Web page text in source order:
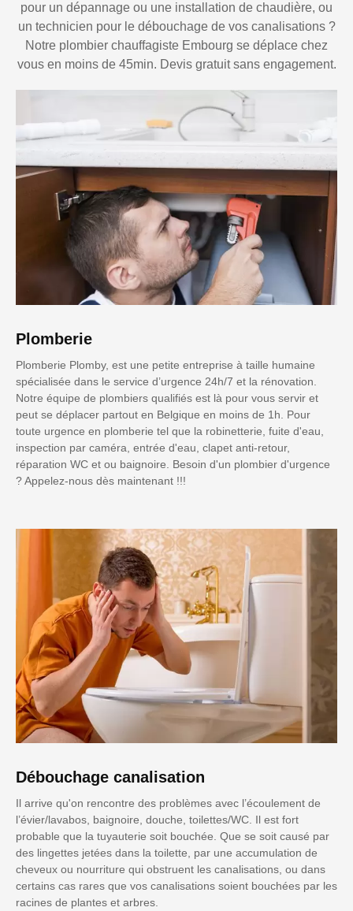
pour un dépannage ou une installation de chaudière, ou
un technicien pour le débouchage de vos canalisations ?
Notre plombier chauffagiste Embourg se déplace chez
vous en moins de 45min. Devis gratuit sans engagement.
Plomberie
Plomberie Plomby, est une petite entreprise à taille humaine
spécialisée dans le service d’urgence 24h/7 et la rénovation.
Notre équipe de plombiers qualifiés est là pour vous servir et
peut se déplacer partout en Belgique en moins de 1h. Pour
toute urgence en plomberie tel que la robinetterie, fuite d'eau,
inspection par caméra, entrée d'eau, clapet anti-retour,
réparation WC et ou baignoire. Besoin d'un plombier d'urgence
? Appelez-nous dès maintenant !!!
Débouchage canalisation
Il arrive qu'on rencontre des problèmes avec l’écoulement de
l’évier/lavabos, baignoire, douche, toilettes/WC. Il est fort
probable que la tuyauterie soit bouchée. Que se soit causé par
des lingettes jetées dans la toilette, par une accumulation de
cheveux ou nourriture qui obstruent les canalisations, ou dans
certains cas rares que vos canalisations soient bouchées par les
racines de plantes et arbres.